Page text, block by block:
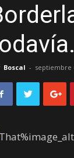
Boscal - septiembre